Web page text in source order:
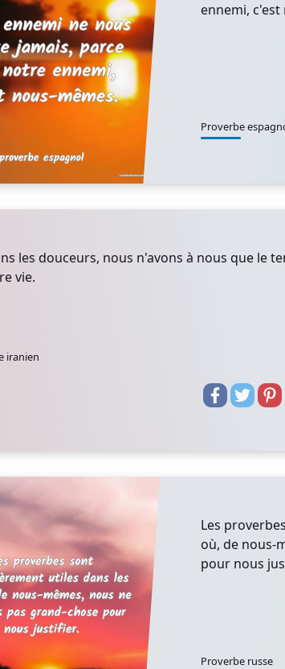
ennemi, c'est
Proverbe
les douceurs, nous n'avons à nous que le
vie.
iranien
Les
où, de nous-
pour nous
Proverbe russe